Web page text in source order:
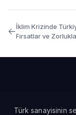
İklim Krizinde
Fırsatlar ve
Türk sanayisinin